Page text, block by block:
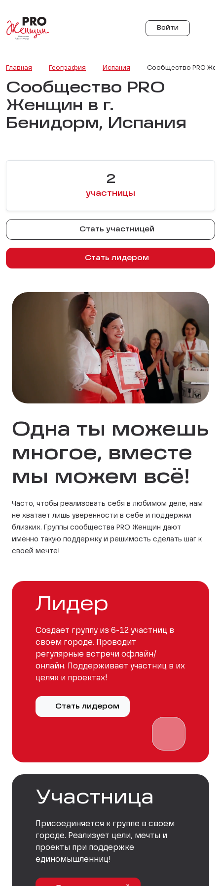
Войти
Главная География Испания Сообщество PRO
Сообщество PRO
Женщин в г.
Бенидорм, Испания
2
участницы
Стать участницей
Стать лидером
Одна ты можешь
многое, вместе
мы можем всё!
Часто, чтобы реализовать себя в любимом деле, нам
не хватает лишь уверенности в себе и поддержки
близких. Группы сообщества PRO Женщин дают
именно такую поддержку и решимость сделать шаг к
своей мечте!
Лидер
Создает группу из 6-12 участниц в
своем городе. Проводит
регулярные встречи офлайн/
онлайн. Поддерживает участниц в их
целях и проектах!
Стать лидером
Участница
Присоединяется к группе в своем
городе. Реализует цели, мечты и
проекты при поддержке
единомышленниц!